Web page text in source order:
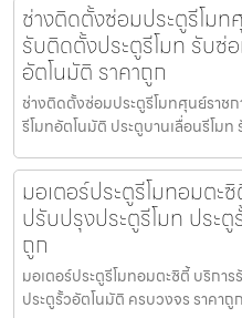
ช่างติดตั้งซ่อมประตูรีโมท
รับติดตั้งประตูรีโมท รับซ่
อัตโนมัติ ราคาถูก
ช่างติดตั้งซ่อมประตูรีโมทศุนย์ราช
รีโมทอัตโนมัติ ประตูบานเลื่อนรีโมท
มอเตอร์ประตูรีโมทอมต
ปรับปรุงประตูรีโมท ประ
ถูก
มอเตอร์ประตูรีโมทอมตะซิตี้ บริกา
ประตูรั้วอัตโนมัติ ครบวงจร ราคา